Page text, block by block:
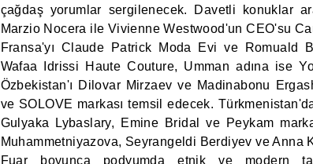
çağdaş yorumlar sergilenecek. Davetli konuklar
Marzio Nocera ile Vivienne Westwood'un CEO'su
Fransa'yı Claude Patrick Moda Evi ve Romuald
Wafaa Idrissi Haute Couture, Umman adına ise
Özbekistan'ı Dilovar Mirzaev ve Madinabonu
ve SOLOVE markası temsil edecek.
Gulyaka Lybaslary, Emine Bridal ve Peykam
Muhammetniyazova, Seyrangeldi Berdiyev ve Anna
Fuar boyunca podyumda etnik ve modern